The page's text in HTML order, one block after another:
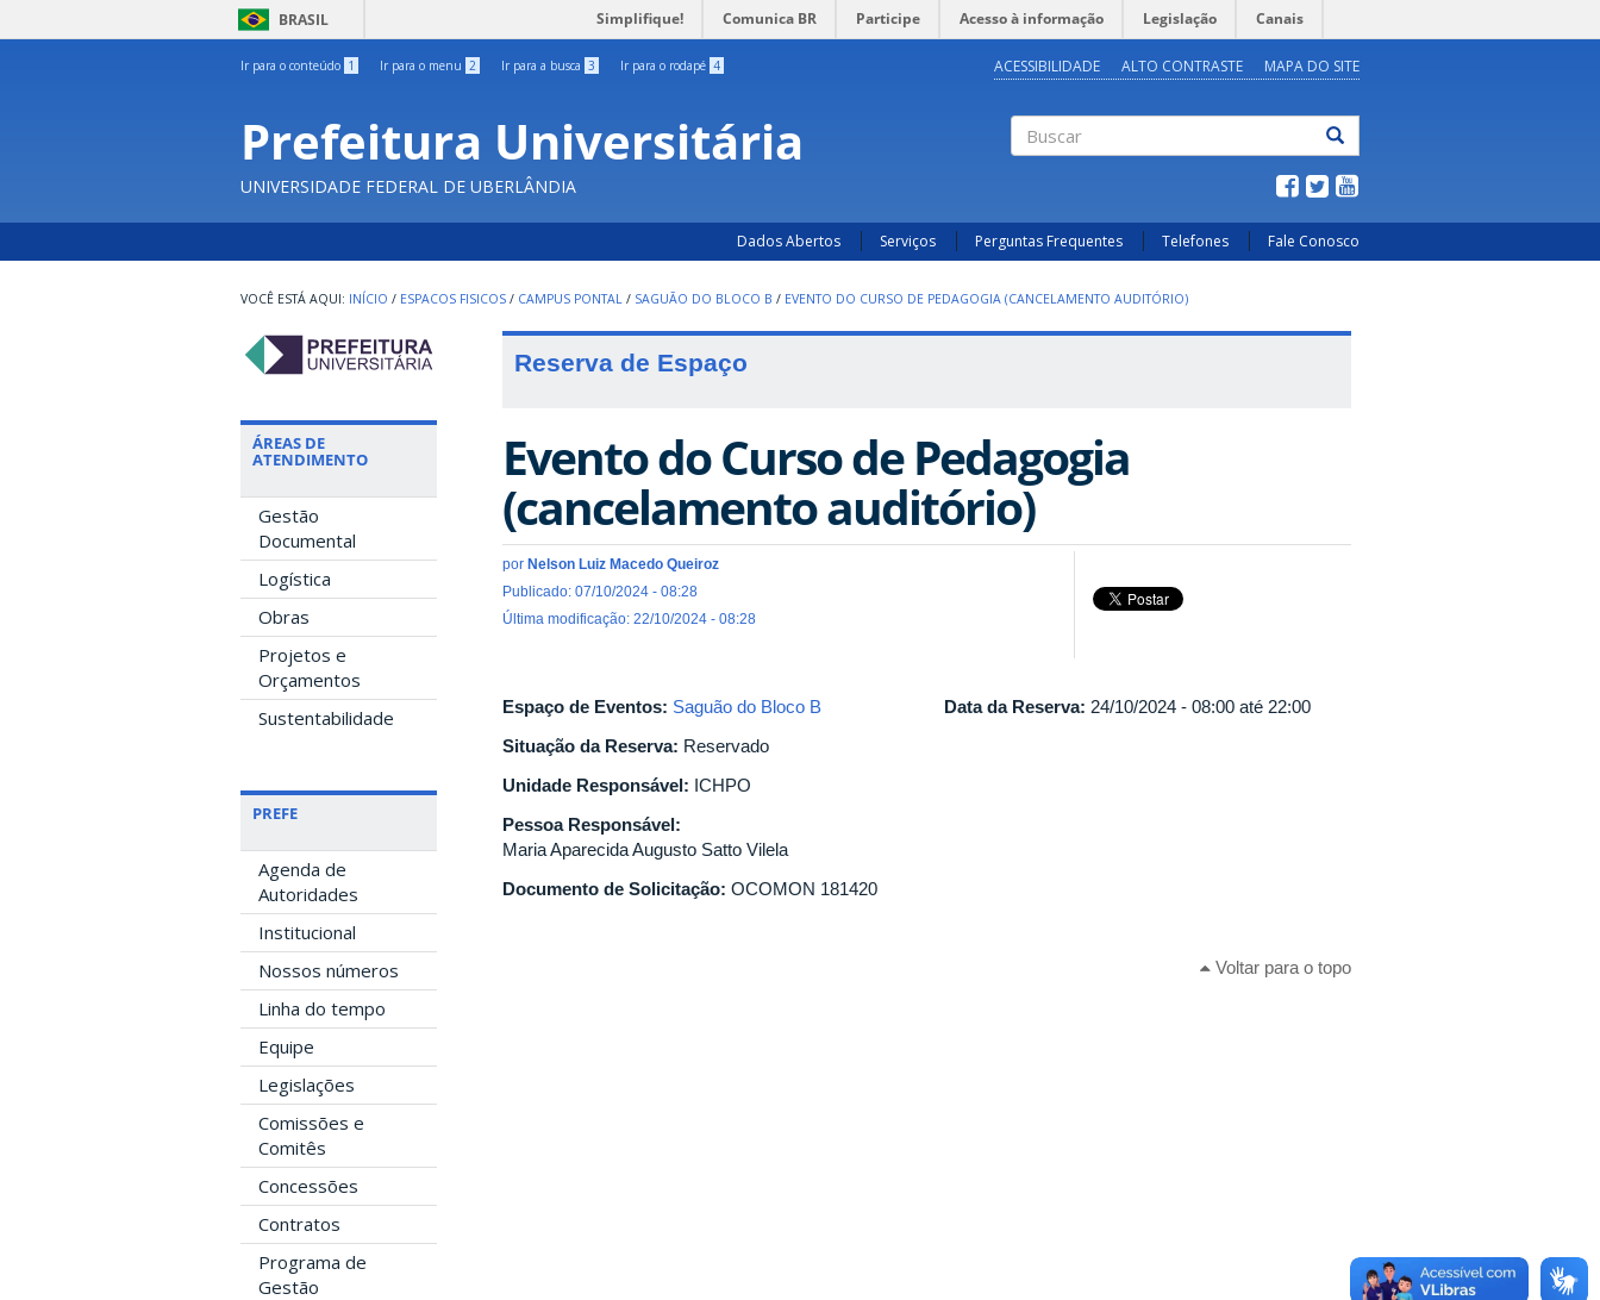
BRASIL Simplifique! Comunica BR Participe Acesso à informação Legislação Canais
Ir para o conteúdo 1 Ir para o menu 2 Ir para a busca 3 Ir para o rodapé 4 ACESSIBILIDADE ALTO CONTRASTE MAPA DO SITE
Prefeitura Universitária
UNIVERSIDADE FEDERAL DE UBERLÂNDIA
Dados Abertos Serviços Perguntas Frequentes Telefones Fale Conosco
INÍCIO / ESPACOS FISICOS / CAMPUS PONTAL / SAGUÃO DO BLOCO B / EVENTO DO CURSO DE PEDAGOGIA (CANCELAMENTO AUDITÓRIO)
ÁREAS DE
ATENDIMENTO
Gestão
Documental
Logística
Obras
Projetos e
Orçamentos
Sustentabilidade
PREFE
Agenda de
Autoridades
Institucional
Nossos números
Linha do tempo
Equipe
Legislações
Comissões e
Comitês
Concessões
Contratos
Programa de
Gestão
Reserva de Espaço
Evento do Curso de Pedagogia
(cancelamento auditório)
por Nelson Luiz Macedo Queiroz
Publicado: 07/10/2024 - 08:28
Última modificação: 22/10/2024 - 08:28
Espaço de Eventos: Saguão do Bloco B
Situação da Reserva: Reservado
Unidade Responsável: ICHPO
Pessoa Responsável:
Maria Aparecida Augusto Satto Vilela
Documento de Solicitação: OCOMON 181420
Data da Reserva: 24/10/2024 -08:00 até 22:00
Voltar para o topo